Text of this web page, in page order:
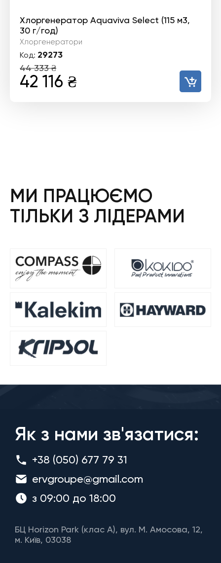
Хлоргенератор Aquaviva Select (115 м3,
30 г/год)
Хлоргенератори
Код: 29273
44 333₴
Оригінальна
42 116 ₴
МИ ПРАЦЮЄМО
ТІЛЬКИ З ЛІДЕРАМИ
Як з нами зв'язатися:
+38 (050) 677 79 31
ervgroupe@gmail.com
з 09:00 до 18:00
БЦ Horizon Park (клас A), вул. М. Амосова, 12,
м. Київ, 03038